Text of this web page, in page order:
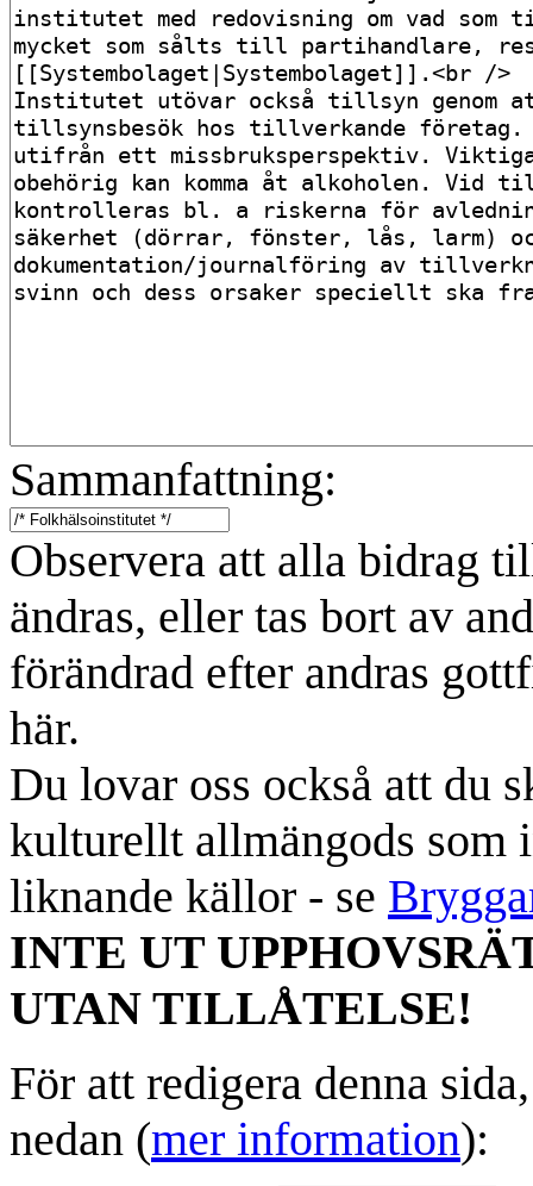
Sammanfattning:
Observera att alla bidrag
ändras, eller tas bort av
förändrad efter andras
här.
Du lovar oss också att du
kulturellt allmängods som
liknande källor - se
INTE UT
UTAN TILLÅTELSE!
För att redigera denna
nedan (mer information):